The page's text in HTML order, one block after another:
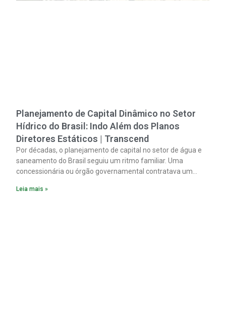
Planejamento de Capital Dinâmico no Setor
Hídrico do Brasil: Indo Além dos Planos
Diretores Estáticos | Transcend
Por décadas, o planejamento de capital no setor de água e
saneamento do Brasil seguiu um ritmo familiar. Uma
concessionária ou órgão governamental contratava um
Leia mais »